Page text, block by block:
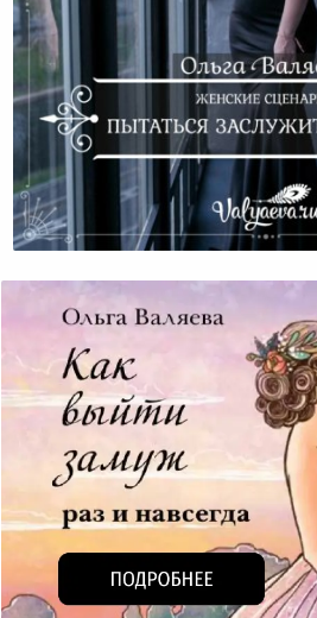
Женские Сценарии.